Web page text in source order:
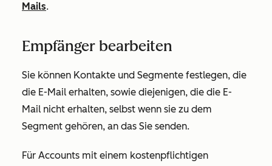
Mails.
Empfänger bearbeiten
Sie können Kontakte und Segmente festlegen, die
die E-Mail erhalten, sowie diejenigen, die die E-
Mail nicht erhalten, selbst wenn sie zu dem
Segment gehören, an das Sie senden.
Für Accounts mit einem kostenpflichtigen